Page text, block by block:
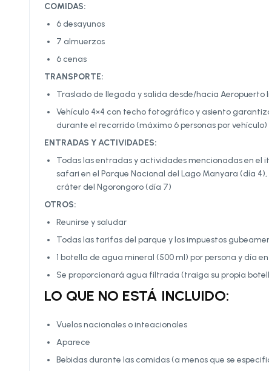
COMIDAS:
6 desayunos
7 almuerzos
6 cenas
TRANSPORTE:
Traslado de llegada y salida desde/hacia Aeropuerto
Vehículo 4×4 con techo fotográfico y asiento
durante el recorrido (máximo 6 personas por vehículo)
ENTRADAS Y ACTIVIDADES:
Todas las entradas y actividades mencionadas en el
safari en el Parque Nacional del Lago Manyara (día
cráter del Ngorongoro (día 7)
OTROS:
Reunirse y saludar
Todas las tarifas del parque y los impuestos
1 botella de agua mineral (500 ml) por persona y día
Se proporcionará agua filtrada (traiga su propia
LO QUE NO ESTÁ INCLUIDO:
Vuelos nacionales o inteacionales
Aparece
Bebidas durante las comidas (a menos que se